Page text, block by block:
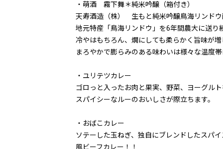
・萌酒 霧下舞＊純米吟醸（箱付き）
天寿酒造（株） 生もと純米吟醸鳥海リンド
地元特産「鳥海リンドウ」を6年間農大に送り
冷やはもちろん、燗にしても柔らかく旨味が増
まろやかで膨らみのある味わいは様々な温度
・ユリテツカレー
ゴロっと入ったお肉と果実、野菜、ヨーグル
スパイシーなルーのおいしさが際立ちます。
・おばこカレー
ソテーした玉ねぎ、独自にブレンドしたスパ
風ビーフカレー！！